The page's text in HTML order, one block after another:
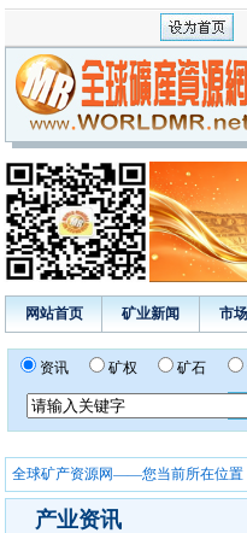
网站首页 矿业新闻 市
资讯 矿权 矿石
全球矿产资源网——您当前所在位置
产业资讯